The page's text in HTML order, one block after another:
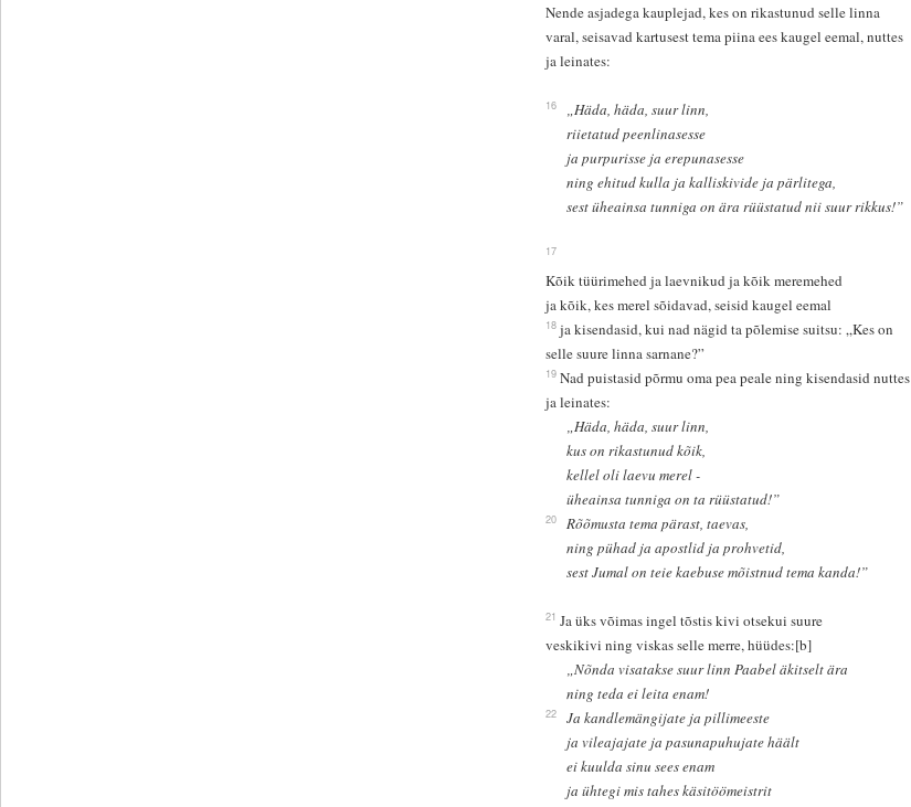
Nende asjadega kauplejad, kes on rikastunud selle linna
varal, seisavad kartusest tema piina ees kaugel eemal, nuttes
ja leinates:
16
„Häda, häda, suur linn,
riietatud peenlinasesse
ja purpurisse ja erepunasesse
ning ehitud kulla ja kalliskivide ja pärlitega,
sest üheainsa tunniga on ära rüüstatud nii suur rikkus!”
17
Kõik tüürimehed ja laevnikud ja kõik meremehed
ja kõik, kes merel sõidavad, seisid kaugel eemal
18 ja kisendasid, kui nad nägid ta põlemise suitsu: „Kes on
selle suure linna sarnane?”
19 Nad puistasid põrmu oma pea peale ning kisendasid nuttes
ja leinates:
„Häda, häda, suur linn,
kus on rikastunud kõik,
kellel oli laevu merel -
üheainsa tunniga on ta rüüstatud!”
20
Rõõmusta tema pärast, taevas,
ning pühad ja apostlid ja prohvetid,
sest Jumal on teie kaebuse mõistnud tema kanda!”
21 Ja üks võimas ingel tõstis kivi otsekui suure
veskikivi ning viskas selle merre, hüüdes:[b]
„Nõnda visatakse suur linn Paabel äkitselt ära
ning teda ei leita enam!
22
Ja kandlemängijate ja pillimeeste
ja vileajajate ja pasunapuhujate häält
ei kuulda sinu sees enam
ja ühtegi mis tahes käsitöömeistrit